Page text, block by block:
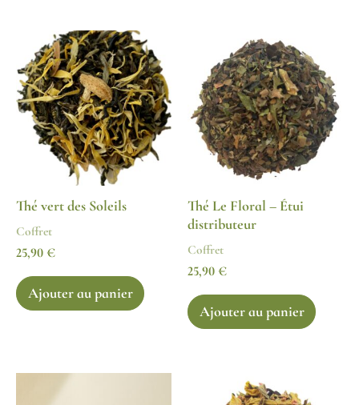
Thé vert des Soleils
Coffret
25,90 €
Ajouter au panier
Thé Le Floral – Étui
distributeur
Coffret
25,90 €
Ajouter au panier